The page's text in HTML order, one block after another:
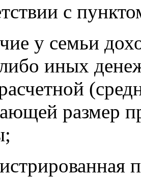
с
у семьи
иных
размер